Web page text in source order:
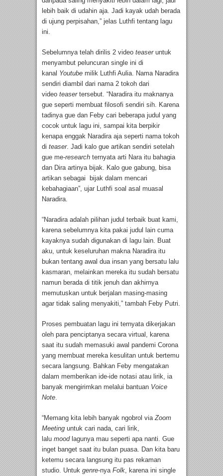
lebih baik di udahin aja. Jadi kayak udah berada
di ujung perpisahan,” jelas Luthfi tentang lagu
ini.
Sebelumnya telah dirilis 2 video teaseruntuk
menyambut peluncuran single ini di
kanal Youtube milik Luthfi Aulia. Nama Naradira
sendiri diambil dari nama 2 tokoh dari
video teasertersebut. “Naradira itu maknanya
gue seperti membuat filosofi sendiri sih. Karena
tadinya gue dan Feby cari beberapa judul yang
cocok untuk lagu ini, sampai kita berpikir
kenapa enggak Naradira aja seperti nama tokoh
di teaser. Jadi kalo gue artikan sendiri setelah
gue me-research ternyata arti Nara itu bahagia
dan Dira artinya bijak. Kalo gue gabung, bisa
artikan sebagai bijak dalam mencari
kebahagiaan”, ujar Luthfi soal asal muasal
Naradira.
“Naradira adalah pilihan judul terbaik buat kami,
karena sebelumnya kita pakai judul lain cuma
kayaknya sudah digunakan di lagu lain. Buat
aku, untuk keseluruhan makna Naradira itu
bukan tentang awal dua insan yang bersatu lalu
kasmaran, melainkan mereka itu sudah bersatu
namun berada di titik jenuh dan akhirnya
memutuskan untuk berjalan masing-masing
agar tidak saling menyakiti,” tambah Feby Putri.
Proses pembuatan lagu ini ternyata dikerjakan
oleh para penciptanya secara virtual, karena
saat itu sudah memasuki awal pandemi Corona
yang membuat mereka kesulitan untuk bertemu
secara langsung. Bahkan Feby mengatakan
dalam memberikan ide-ide notasi atau lirik, ia
banyak mengirimkan melalui bantuan Voice
Note.
“Memang kita lebih banyak ngobrol viaZoom
Meeting untuk cari nada, cari lirik,
lalu moodlagunya mau seperti apa nanti. Gue
inget banget saat itu bulan puasa. Dan kita baru
ketemu secara langsung itu pas rekaman
studio. Untuk genre-nya Folk, karena ini single